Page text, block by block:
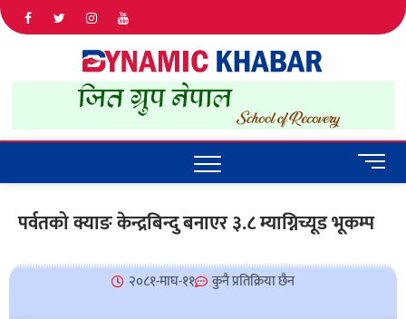
IN NEPAL
M
e
u
u
पर्वतको क्याङ केन्द्रबिन्दु बनाएर ३.८ म्याग्निच्यूड भूकम्प
२०८१-माघ-११ कुनै प्रतिक्रिया छैन